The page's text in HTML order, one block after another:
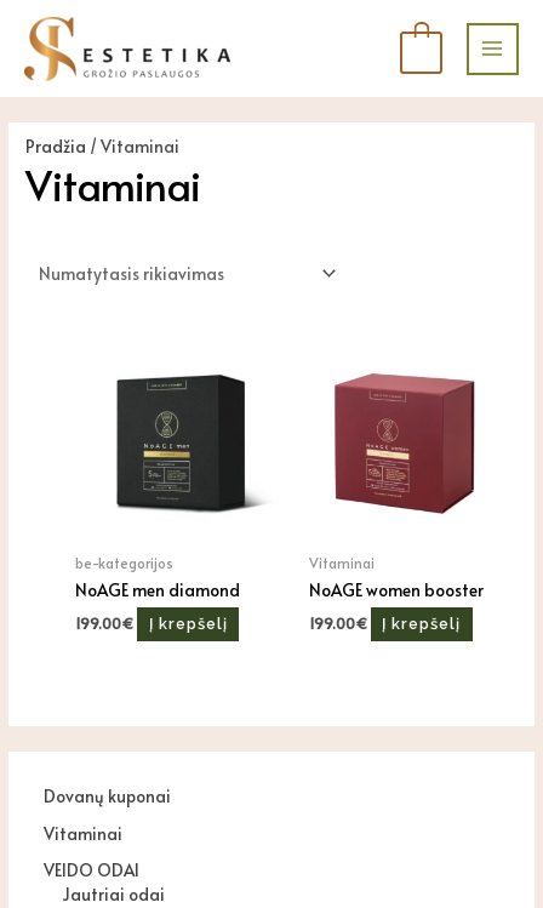
Pereiti
turinio
Main
Dovanų kuponai
Vitaminai
VEIDO ODAI
Jautriai odai
Pradžia / Vitaminai
Vitaminai
be-kategorijos
NoAGE men diamond
199.00€ Į krepšelį
Vitaminai
NoAGE women booster
199.00€ Į krepšelį